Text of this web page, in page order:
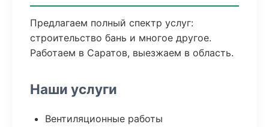
Предлагаем полный спектр услуг:
строительство бань и многое другое.
Работаем в Саратов, выезжаем в область.
Наши услуги
Вентиляционные работы